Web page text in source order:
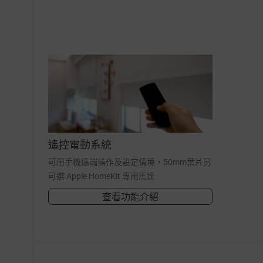
遙控電動系統
可用手機遠端操作及設定情境，50mm葉片另
可選 Apple HomeKit 專用馬達
查看功能介紹